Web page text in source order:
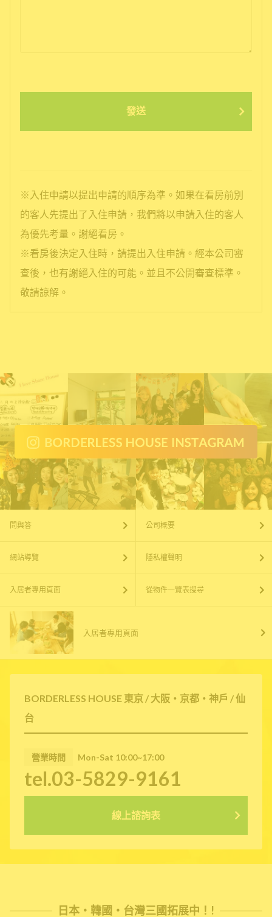
發送
※入住申請以提出申請的順序為準。如果在看房前別
的客人先提出了入住申請，我們將以申請入住的客人
為優先考量。謝絕看房。
※看房後決定入住時，請提出入住申請。經本公司審
查後，也有謝絕入住的可能。並且不公開審查標準。
敬請諒解。
BORDERLESS HOUSE 東京 / 大阪・京都・神戶 / 仙
台
營業時間 Mon-Sat 10:00~17:00
tel.03-5829-9161
線上諮詢表
問與答 公司概要
網站導覽 隱私權聲明
入居者專用頁面 從物件一覽表搜尋
入居者專用頁面
日本・韓國・台灣三國拓展中！!